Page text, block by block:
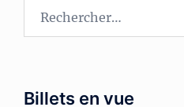
Billets en vue